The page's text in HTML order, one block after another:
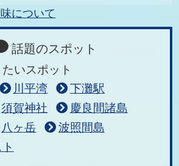
について
話題のスポット
いスポット
川平湾
下灘駅
須賀神社
慶良間諸島
八ヶ岳
波照間島